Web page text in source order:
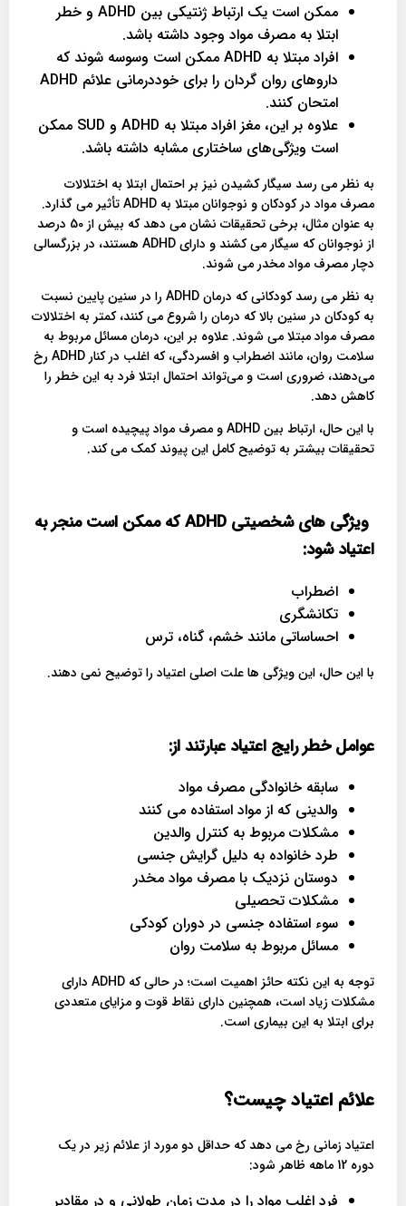
ممکن است یک ارتباط ژنتیکی بین ADHD و خطر
ابتلا به مصرف مواد وجود داشته باشد.
افراد مبتلا به ADHD ممکن است وسوسه شوند که
داروهای روان گردان را برای خوددرمانی علائم ADHD
امتحان کنند.
علاوه بر این، مغز افراد مبتلا به ADHD و SUD ممکن
است ویژگی‌های ساختاری مشابه داشته باشد.
به نظر می رسد سیگار کشیدن نیز بر احتمال ابتلا به اختلالات
مصرف مواد در کودکان و نوجوانان مبتلا به ADHD تأثیر می گذارد.
به عنوان مثال، برخی تحقیقات نشان می دهد که بیش از 50 درصد
از نوجوانان که سیگار می کشند و دارای ADHD هستند، در بزرگسالی
دچار مصرف مواد مخدر می شوند.
به نظر می رسد کودکانی که درمان ADHD را در سنین پایین نسبت
به کودکان در سنین بالا که درمان را شروع می کنند، کمتر به اختلالات
مصرف مواد مبتلا می شوند. علاوه بر این، درمان مسائل مربوط به
سلامت روان، مانند اضطراب و افسردگی، که اغلب در کنار ADHD رخ
می‌دهند، ضروری است و می‌تواند احتمال ابتلا فرد به این خطر را
کاهش دهد.
با این حال، ارتباط بین ADHD و مصرف مواد پیچیده است و
تحقیقات بیشتر به توضیح کامل این پیوند کمک می کند.
ویژگی های شخصیتی ADHD که ممکن است منجر به
اعتیاد شود:
اضطراب
تکانشگری
احساساتی مانند خشم، گناه، ترس
با این حال، این ویژگی ها علت اصلی اعتیاد را توضیح نمی دهند.
عوامل خطر رایج اعتیاد عبارتند از:
سابقه خانوادگی مصرف مواد
والدینی که از مواد استفاده می کنند
مشکلات مربوط به کنترل والدین
طرد خانواده به دلیل گرایش جنسی
دوستان نزدیک با مصرف مواد مخدر
مشکلات تحصیلی
سوء استفاده جنسی در دوران کودکی
مسائل مربوط به سلامت روان
توجه به این نکته حائز اهمیت است؛ در حالی که ADHD دارای
مشکلات زیاد است، همچنین دارای نقاط قوت و مزایای متعددی
برای ابتلا به این بیماری است.
علائم اعتیاد چیست؟
اعتیاد زمانی رخ می دهد که حداقل دو مورد از علائم زیر در یک
دوره 12 ماهه ظاهر شود:
فرد اغلب مواد را در مدت زمان طولانی و در مقادیر